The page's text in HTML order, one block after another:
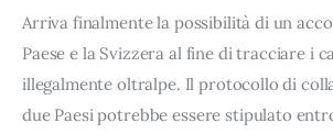
Arriva finalmente la possibilità di un
Paese e la Svizzera al fine di tracciare i
illegalmente oltralpe. Il protocollo di
due Paesi potrebbe essere stipulato